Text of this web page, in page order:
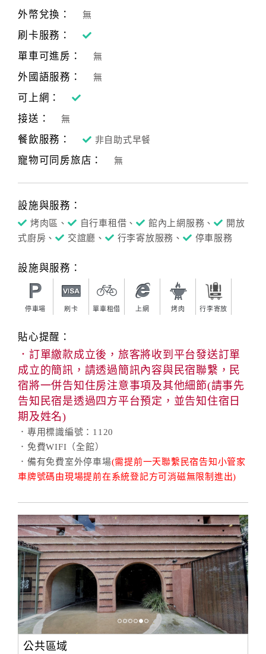
外幣兌換： 無
刷卡服務：
單車可進房：
無
外國語服務： 無
可上網：
接送：
無
餐飲服務： 非自助式早餐
寵物可同房旅店： 無
設施與服務：
烤肉區、 自行車租借、 館內上網服務、
開放
式廚房、
交誼廳、 行李寄放服務、 停車服務
設施與服務：
停車場 刷卡 單車租借 上網 烤肉 行李寄放
貼心提醒：
．訂單繳款成立後，旅客將收到平台發送訂單
成立的簡訊，請透過簡訊內容與民宿聯繫，民
宿將一併告知住房注意事項及其他細節(請事先
告知民宿是透過四方平台預定，並告知住宿日
期及姓名)
．專用標識編號：1120
．免費WIFI（全館）
．備有免費室外停車場(需提前一天聯繫民宿告知小管家
車牌號碼由現場提前在系統登記方可消磁無限制進出)
公共區域